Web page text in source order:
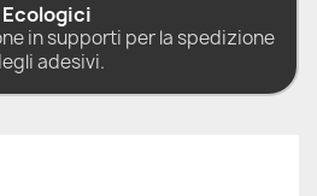
Ecologici
in supporti per la spedizione
adesivi.